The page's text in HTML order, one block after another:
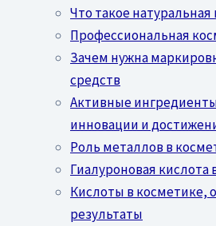
Что такое натуральная
Профессиональная
Зачем нужна
средств
Активные
инновации и
Роль металлов в
Гиалуроновая кислота
Кислоты в косметике,
результаты